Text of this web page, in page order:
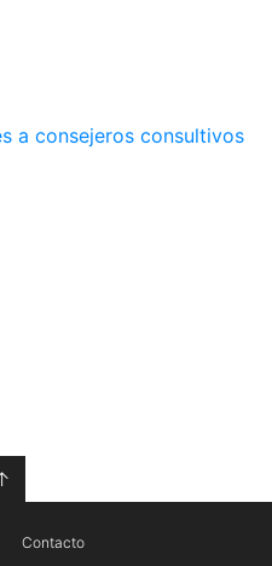
a consejeros consultivos
Contacto